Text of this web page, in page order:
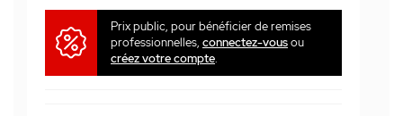
Prix public, pour bénéficier de remises
professionnelles, connectez-vousou
créez votre compte.